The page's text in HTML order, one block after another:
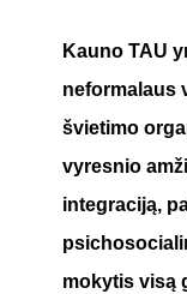
Kauno TAU
neformalaus
švietimo
vyresnio
integraciją,
mokytis visą